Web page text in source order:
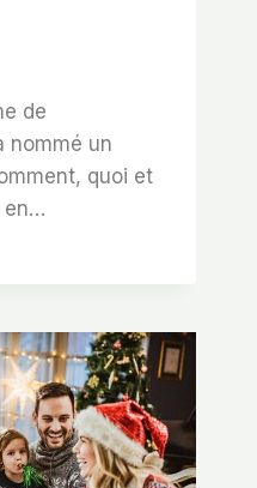
de
nommé un
quoi et
en…